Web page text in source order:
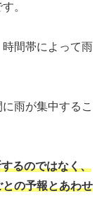
。
間帯によって雨
雨が集中するこ
るのではなく、
の予報とあわせ